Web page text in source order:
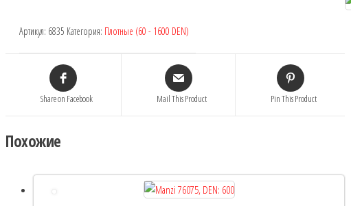
Артикул: 6835 Категория: Плотные (60 - 1600 DEN)
Share on Facebook Mail This Product Pin This Product
Похожие